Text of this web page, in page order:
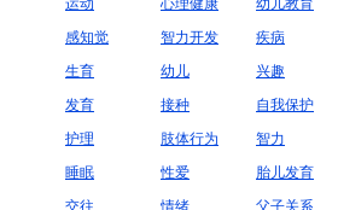
运动
心理健康
幼儿教育
感知觉
智力开发
疾病
生育
幼儿
兴趣
发育
接种
自我保护
护理
肢体行为
智力
睡眠
性爱
胎儿发育
交往
情绪
父子关系